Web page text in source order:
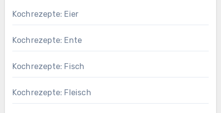
Kochrezepte: Eier
Kochrezepte: Ente
Kochrezepte: Fisch
Kochrezepte: Fleisch